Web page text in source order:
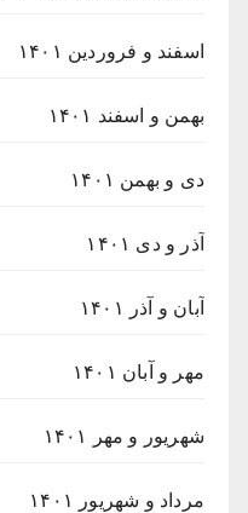
اسفند و فروردین ۱۴۰۱
بهمن و اسفند ۱۴۰۱
دی و بهمن ۱۴۰۱
آذر و دی ۱۴۰۱
آبان و آذر ۱۴۰۱
مهر و آبان ۱۴۰۱
شهریور و مهر ۱۴۰۱
مرداد و شهریور ۱۴۰۱